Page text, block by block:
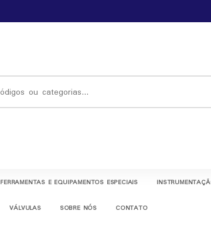
FERRAMENTAS E EQUIPAMENTOS ESPECIAIS
VÁLVULAS SOBRE NÓS CONTATO